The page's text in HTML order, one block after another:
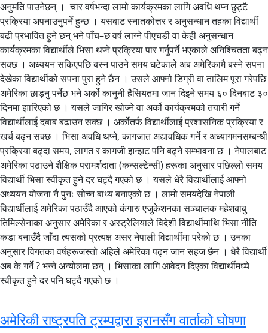
अनुमति पाउनेछन् । चार वर्षभन्दा लामो कार्यक्रमका लागि अवधि थप्न छुट्टै
प्रक्रिया अपनाउनुपर्ने हुन्छ । यसबाट स्नातकोत्तर र अनुसन्धान तहका विद्यार्थी
बढी प्रभावित हुने छन् भने पाँच–छ वर्ष लाग्ने पीएचडी वा केही अनुसन्धान
कार्यक्रमका विद्यार्थीले भिसा थप्ने प्रक्रिया पार गर्नुपर्ने भएकाले अनिश्चितता बढ्न
सक्छ । अध्ययन सकिएपछि बस्न पाउने समय घटेकाले अब अमेरिकामै बस्ने सपना
देखेका विद्यार्थीको सपना पुरा हुने छैन । उसले आफ्नो डिग्री वा तालिम पूरा गरेपछि
अमेरिका छाड्नु पर्नेछ भने अर्को कानुनी हैसियतमा जान दिइने समय ६० दिनबाट ३०
दिनमा झारिएको छ । यसले जागिर खोज्ने वा अर्को कार्यक्रमको तयारी गर्ने
विद्यार्थीलाई दबाब बढाउन सक्छ । अर्कोतर्फ विद्यार्थीलाई प्रशासनिक प्रक्रिया र
खर्च बढ्न सक्छ । भिसा अवधि थप्ने, कागजात अद्यावधिक गर्ने र अध्यागमनसम्बन्धी
प्रक्रिया बढ्दा समय, लागत र कागजी झन्झट पनि बढ्ने सम्भावना छ । नेपालबाट
अमेरिका पठाउने शैक्षिक परामर्शदाता (कन्सल्टेन्सी) हरूका अनुसार पछिल्लो समय
विद्यार्थी भिसा स्वीकृत हुने दर घट्दै गएको छ । यसले धेरै विद्यार्थीलाई आफ्नो
अध्ययन योजना नै पुनः सोच्न बाध्य बनाएको छ । लामो समयदेखि नेपाली
विद्यार्थीलाई अमेरिका पठाउँदै आएको कंगारु एजुकेशनका सञ्चालक महेशबाबु
तिमिल्सेनाका अनुसार अमेरिका र अस्ट्रेलियाले विदेशी विद्यार्थीमाथि भिसा नीति
कडा बनाउँदै जाँदा त्यसको प्रत्यक्ष असर नेपाली विद्यार्थीमा परेको छ । उनका
अनुसार विगतका वर्षहरूजस्तो अहिले अमेरिका पढ्न जान सहज छैन । धेरै विद्यार्थी
अब के गर्ने ? भन्ने अन्योलमा छन् । भिसाका लागि आवेदन दिएका विद्यार्थीमध्ये
स्वीकृत हुने दर पनि घट्दै गएको छ ।
अमेरिकी राष्ट्रपति ट्रम्पद्वारा इरानसँग वार्ताको घोषणा